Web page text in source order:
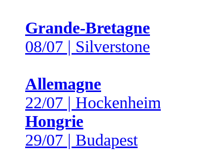
Grande-Bretagne
08/07 | Silverstone
Allemagne
22/07 | Hockenheim
Hongrie
29/07 | Budapest